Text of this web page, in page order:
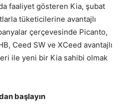
faaliyet gösteren Kia, şubat
tüketicilerine avantajlı
çerçevesinde Picanto,
Ceed SW ve XCeed avantajlı
ile yeni bir Kia sahibi olmak
başlayın